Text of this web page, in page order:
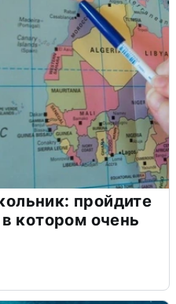
пройдите
котором очень